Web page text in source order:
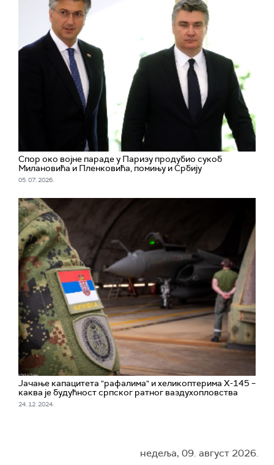
Спор око војне параде у Паризу продубио сукоб
Милановића и Пленковића, помињу и Србију
05. 07. 2026.
Јачање капацитета "рафалима" и хеликоптерима Х-145 –
каква је будућност српског ратног ваздухопловства
24. 12. 2024.
недеља, 09. август 2026.